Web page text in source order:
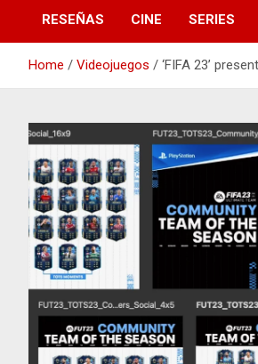
RESEÑAS CINE SERIES
Home Videojuegos ‘FIFA 23’